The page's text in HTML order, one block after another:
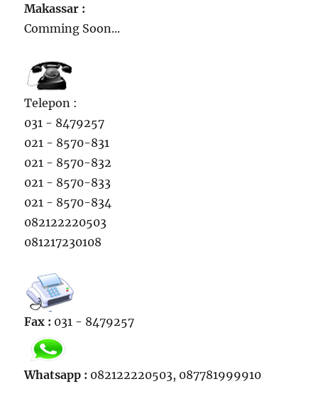
Makassar :
Comming Soon...
Telepon :
031 - 8479257
021 - 8570-831
021 - 8570-832
021 - 8570-833
021 - 8570-834
082122220503
081217230108
Fax : 031 - 8479257
Whatsapp : 082122220503, 087781999910